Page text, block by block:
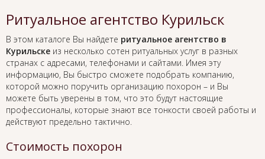
Ритуальное агентство Курильск
В этом каталоге Вы найдете ритуальное агентство в
Курильске из несколько сотен ритуальных услуг в разных
странах с адресами, телефонами и сайтами. Имея эту
информацию, Вы быстро сможете подобрать компанию,
которой можно поручить организацию похорон – и Вы
можете быть уверены в том, что это будут настоящие
профессионалы, которые знают все тонкости своей работы и
действуют предельно тактично.
Стоимость похорон